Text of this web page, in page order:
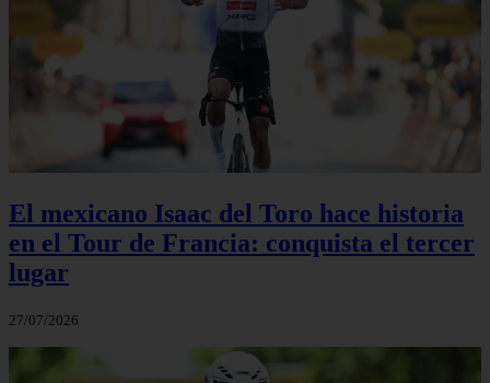
El mexicano Isaac del Toro hace historia
en el Tour de Francia: conquista el tercer
lugar
27/07/2026